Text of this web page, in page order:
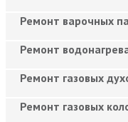
Ремонт варочных
Ремонт
Ремонт газовых
Ремонт газовых